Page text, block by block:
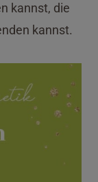
kannst, die
kannst.